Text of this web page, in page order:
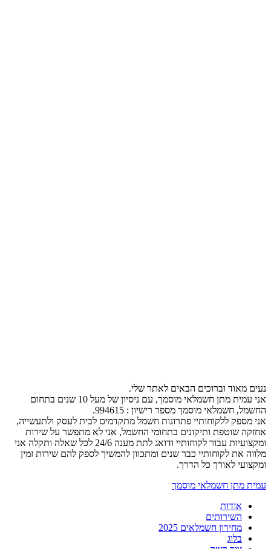
נעים מאוד וברוכים הבאים לאתר שלי.
אני עמית מתן חשמלאי מוסמך, עם ניסיון של מעל 10 שנים בתחום
החשמל, חשמלאי מוסמך מספר רישיון : 994615.
אני מספק ללקוחותיי פתרונות חשמל מתקדמים לבית לעסק ולתעשייה,
אחזקה שוטפת ותיקונים בתחומי החשמל, אני לא מתפשר על שירות
ומקצועיות עבור לקוחותיי ודואג לתת מענה 24/6 לכל שאלה ותקלה אני
מלווה את לקוחותיי כבר שנים ומתכוון להמשיך לספק להם שירות זמין
ומקצועי לאורך כל הדרך.
עמית מתן חשמלאי מוסמך
אודות
השירותים
מחירון חשמלאים 2025
בלוג